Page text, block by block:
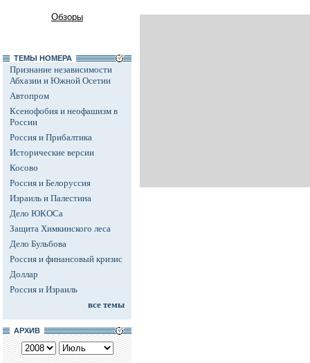
Обзоры
ТЕМЫ НОМЕРА
Признание независимости
Абхазии и Южной Осетии
Автопром
Ксенофобия и неофашизм в
России
Россия и Прибалтика
Исторические версии
Косово
Россия и Белоруссия
Израиль и Палестина
Дело ЮКОСа
Защита Химкинского леса
Дело Бульбова
Россия и финансовый кризис
Доллар
Россия и Израиль
все темы
АРХИВ